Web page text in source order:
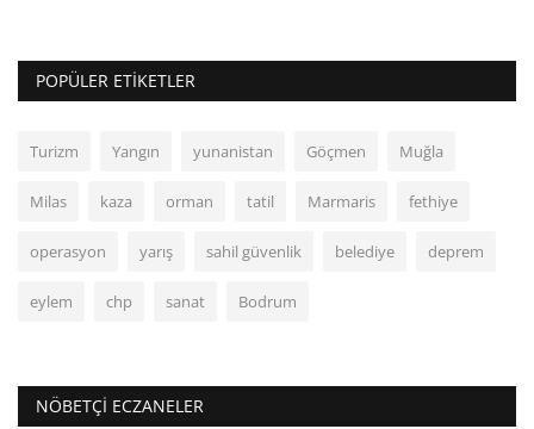
POPÜLER ETIKETLER
Turizm Yangın yunanistan Göçmen Muğla
Milas kaza orman tatil Marmaris fethiye
operasyon yarış sahil güvenlik belediye deprem
eylem chp sanat Bodrum
NÖBETÇI ECZANELER